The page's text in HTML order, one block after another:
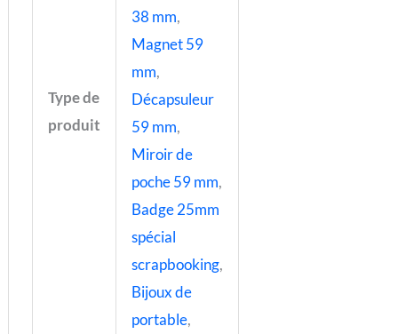
Type de
produit
38 mm,
Magnet 59
mm,
Décapsuleur
59 mm,
Miroir de
poche 59 mm,
Badge 25mm
spécial
scrapbooking,
Bijoux de
portable,